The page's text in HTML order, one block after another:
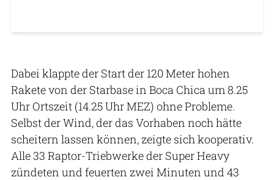
Dabei klappte der Start der 120 Meter hohen
Rakete von der Starbase in Boca Chica um 8.25
Uhr Ortszeit (14.25 Uhr MEZ) ohne Probleme.
Selbst der Wind, der das Vorhaben noch hätte
scheitern lassen können, zeigte sich kooperativ.
Alle 33 Raptor-Triebwerke der Super Heavy
zündeten und feuerten zwei Minuten und 43